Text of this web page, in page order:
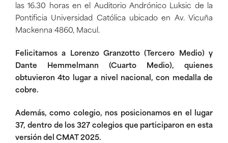
las 16.30 horas en el Auditorio Andrónico Luksic de la
Pontificia Universidad Católica ubicado en Av. Vicuña
Mackenna 4860, Macul.
Felicitamos a Lorenzo Granzotto (Tercero Medio) y
Dante Hemmelmann (Cuarto Medio), quienes
obtuvieron 4to lugar a nivel nacional, con medalla de
cobre.
Además, como colegio, nos posicionamos en el lugar
37, dentro de los 327 colegios que participaron en esta
versión del CMAT 2025.